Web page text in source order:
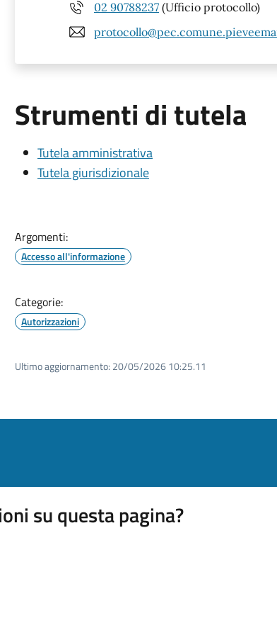
02 90788237 (Ufficio protocollo)
Strumenti di tutela
Tutela amministrativa
Tutela giurisdizionale
Argomenti:
Accesso all'informazione
Categorie:
Autorizzazioni
Ultimo aggiornamento: 20/05/2026 10:25.11
su questa pagina?